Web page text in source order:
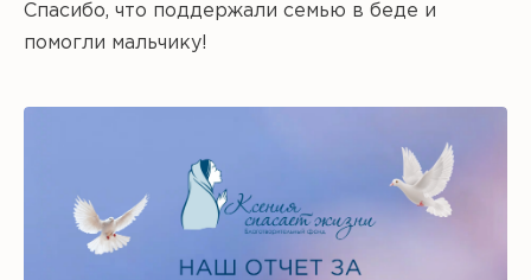
Спасибо, что поддержали семью в беде и
помогли мальчику!